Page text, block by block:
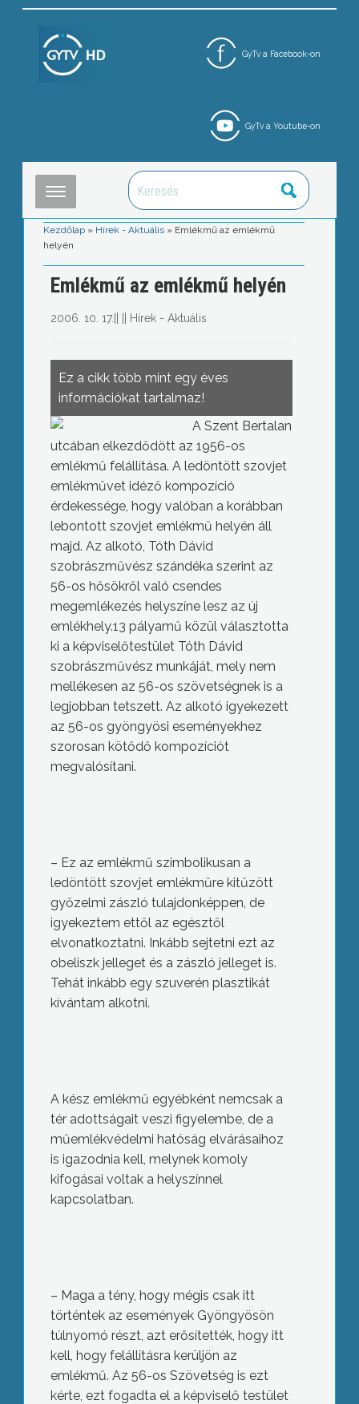
GyTv a Facebook-on
GyTv a Youtube-on
Kezdőlap » Hírek - Aktuális » Emlékmű az emlékmű
helyén
Emlékmű az emlékmű helyén
2006. 10. 17. Hírek - Aktuális
Ez a cikk több mint egy éves
információkat tartalmaz!
A Szent Bertalan
utcában elkezdődött az 1956-os
emlékmű felállítása. A ledöntött szovjet
emlékművet idéző kompozíció
érdekessége, hogy valóban a korábban
lebontott szovjet emlékmű helyén áll
majd. Az alkotó, Tóth Dávid
szobrászművész szándéka szerint az
56-os hősökről való csendes
megemlékezés helyszíne lesz az új
emlékhely.13 pályamű közül választotta
ki a képviselőtestület Tóth Dávid
szobrászművész munkáját, mely nem
mellékesen az 56-os szövetségnek is a
legjobban tetszett. Az alkotó igyekezett
az 56-os gyöngyösi eseményekhez
szorosan kötődő kompozíciót
megvalósítani.
– Ez az emlékmű szimbolikusan a
ledöntött szovjet emlékműre kitűzött
győzelmi zászló tulajdonképpen, de
igyekeztem ettől az egésztől
elvonatkoztatni. Inkább sejtetni ezt az
obeliszk jelleget és a zászló jelleget is.
Tehát inkább egy szuverén plasztikát
kívántam alkotni.
A kész emlékmű egyébként nemcsak a
tér adottságait veszi figyelembe, de a
műemlékvédelmi hatóság elvárásaihoz
is igazodnia kell, melynek komoly
kifogásai voltak a helyszínnel
kapcsolatban.
– Maga a tény, hogy mégis csak itt
történtek az események Gyöngyösön
túlnyomó részt, azt erősítették, hogy itt
kell, hogy felállításra kerüljön az
emlékmű. Az 56-os Szövetség is ezt
kérte, ezt fogadta el a képviselő testület